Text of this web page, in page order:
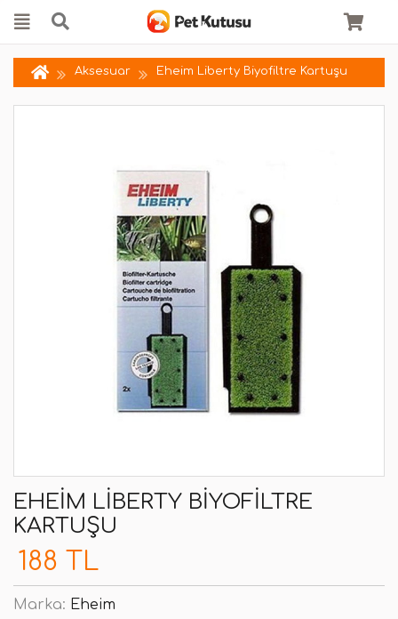
Aksesuar Eheim Liberty Biyofiltre Kartuşu
EHEIM LIBERTY BIYOFILTRE
KARTUŞU
188 TL
Marka: Eheim